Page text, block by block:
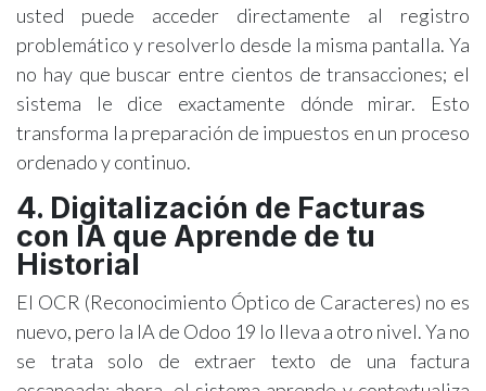
usted puede acceder directamente al registro
problemático y resolverlo desde la misma pantalla. Ya
no hay que buscar entre cientos de transacciones; el
sistema le dice exactamente dónde mirar. Esto
transforma la preparación de impuestos en un proceso
ordenado y continuo.
4. Digitalización de Facturas
con IA que Aprende de tu
Historial
El OCR (Reconocimiento Óptico de Caracteres) no es
nuevo, pero la IA de Odoo 19 lo lleva a otro nivel. Ya no
se trata solo de extraer texto de una factura